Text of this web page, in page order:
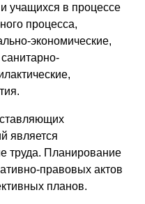
учащихся в процессе
процесса,
экономические,
является
труда. Планирование
правовых актов
планов.